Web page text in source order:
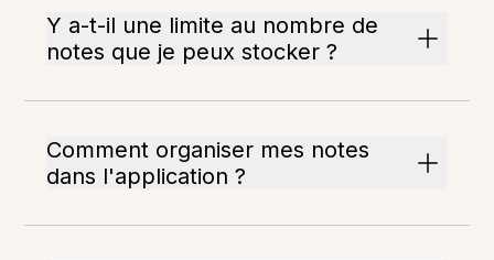
Y a-t-il une limite au nombre de
notes que je peux stocker ?
Comment organiser mes notes
dans l'application ?